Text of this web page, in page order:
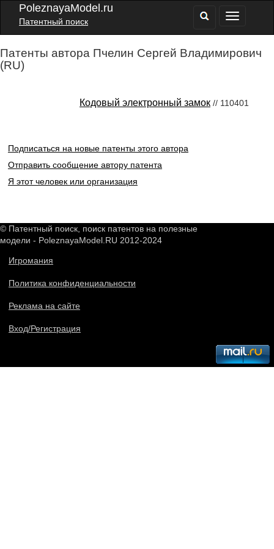
PoleznayaModel.ru
Патентный поиск
Патенты автора Пчелин Сергей Владимирович
(RU)
Кодовый электронный замок // 110401
Подписаться на новые патенты этого автора
Отправить сообщение автору патента
Я этот человек или организация
© Патентный поиск, поиск патентов на полезные
модели - PoleznayaModel.RU 2012-2024
Игромания
Политика конфиденциальности
Реклама на сайте
Вход/Регистрация